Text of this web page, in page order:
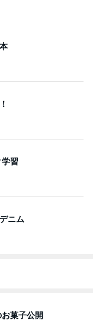
学習
ニム
菓子公開